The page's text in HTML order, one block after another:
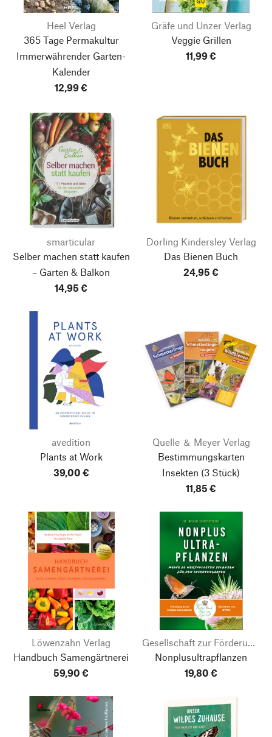
Heel Verlag
365 Tage Permakultur
Immerwährender Garten-
Kalender
12,99 €
Gräfe und Unzer Verlag
Veggie Grillen
11,99 €
smarticular
Selber machen statt kaufen
– Garten & Balkon
14,95 €
Dorling Kindersley Verlag
Das Bienen Buch
24,95 €
avedition
Plants at Work
39,00 €
Quelle ＆ Meyer Verlag
Bestimmungskarten
Insekten (3 Stück)
11,85 €
Löwenzahn Verlag
Handbuch Samengärtnerei
59,90 €
Gesellschaft zur Förderung der Gartenkultur e.V
Nonplusultrapflanzen
19,80 €